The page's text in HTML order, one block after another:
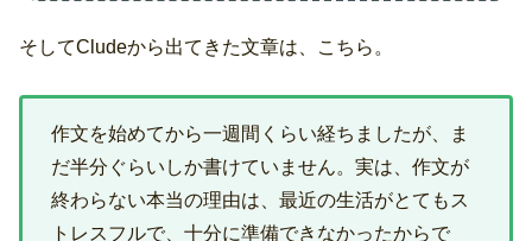
そしてCludeから出てきた文章は、こちら。
作文を始めてから一週間くらい経ちましたが、ま
だ半分ぐらいしか書けていません。実は、作文が
終わらない本当の理由は、最近の生活がとてもス
トレスフルで、十分に準備できなかったからで